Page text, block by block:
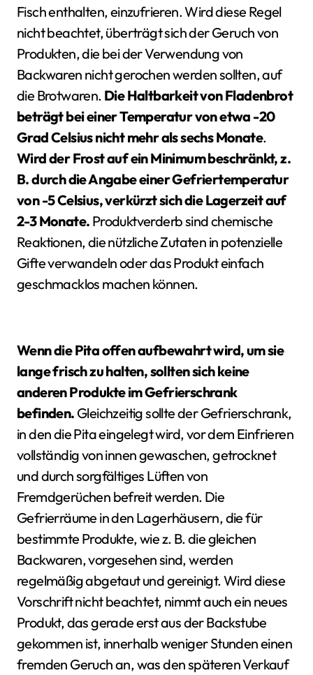
Fisch enthalten, einzufrieren. Wird diese Regel
nicht beachtet, überträgt sich der Geruch von
Produkten, die bei der Verwendung von
Backwaren nicht gerochen werden sollten, auf
die Brotwaren. Die Haltbarkeit von Fladenbrot
beträgt bei einer Temperatur von etwa -20
Grad Celsius nicht mehr als sechs Monate.
Wird der Frost auf ein Minimum beschränkt, z.
B. durch die Angabe einer Gefriertemperatur
von -5 Celsius, verkürzt sich die Lagerzeit auf
2-3 Monate. Produktverderb sind chemische
Reaktionen, die nützliche Zutaten in potenzielle
Gifte verwandeln oder das Produkt einfach
geschmacklos machen können.
Wenn die Pita offen aufbewahrt wird, um sie
lange frisch zu halten, sollten sich keine
anderen Produkte im Gefrierschrank
befinden. Gleichzeitig sollte der Gefrierschrank,
in den die Pita eingelegt wird, vor dem Einfrieren
vollständig von innen gewaschen, getrocknet
und durch sorgfältiges Lüften von
Fremdgerüchen befreit werden. Die
Gefrierräume in den Lagerhäusern, die für
bestimmte Produkte, wie z. B. die gleichen
Backwaren, vorgesehen sind, werden
regelmäßig abgetaut und gereinigt. Wird diese
Vorschrift nicht beachtet, nimmt auch ein neues
Produkt, das gerade erst aus der Backstube
gekommen ist, innerhalb weniger Stunden einen
fremden Geruch an, was den späteren Verkauf